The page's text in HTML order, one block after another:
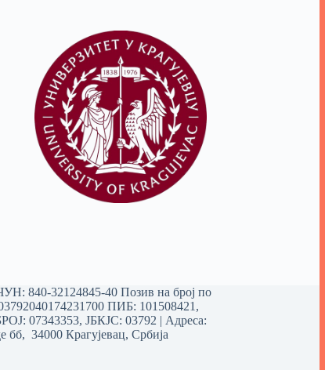
840-32124845-40 Позив на број по
ПИБ: 101508421,
07343353, ЈБКЈС: 03792 | Aдреса:
бб, 34000 Крагујевац, Србија